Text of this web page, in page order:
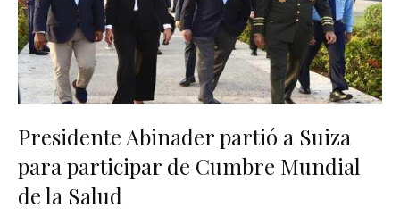
Presidente Abinader partió a Suiza
para participar de Cumbre Mundial
de la Salud